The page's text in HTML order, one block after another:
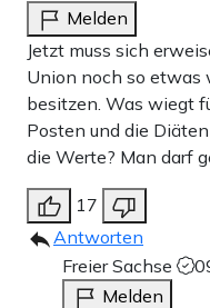
Melden
Jetzt muss sich
Union noch so etwas
besitzen. Was wiegt
Posten und die
die Werte? Man darf
17
Antworten
Freier Sachse
Melden